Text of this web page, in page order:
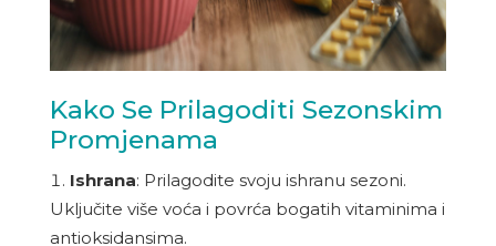
Kako Se Prilagoditi Sezonskim
Promjenama
Ishrana: Prilagodite svoju ishranu sezoni.
Uključite više voća i povrća bogatih vitaminima i
antioksidansima.